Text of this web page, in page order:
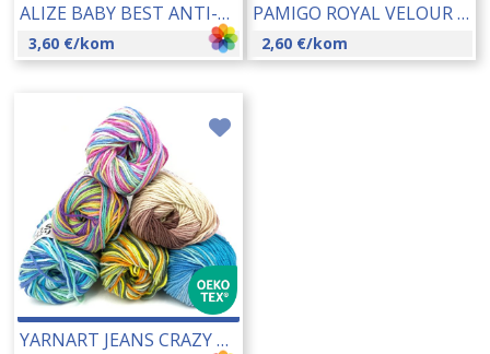
ALIZE BABY BEST ANTI-PILLING 100 GR 19181
3,60 €/kom
PAMIGO ROYAL VELOUR BABY 50 GR 26066-112
2,60 €/kom
YARNART JEANS CRAZY 50 GR 24082